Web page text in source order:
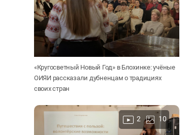
«Кругосветный Новый Год» в Блохинке: учёные
ОИЯИ рассказали дубненцам о традициях
своих стран
2 10